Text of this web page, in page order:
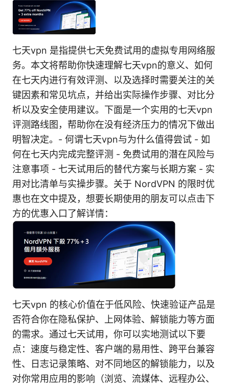
七天vpn 是指提供七天免费试用的虚拟专用网络服
务。本文将帮助你快速理解七天vpn的意义、如何
在七天内进行有效评测、以及选择时需要关注的关
键因素和常见坑点，并给出实际操作步骤、对比分
析以及安全使用建议。下面是一个实用的七天vpn
评测路线图，帮助你在没有经济压力的情况下做出
明智决定。- 何谓七天vpn与为什么值得尝试 - 如
何在七天内完成完整评测 - 免费试用的潜在风险与
注意事项 - 七天试用后的替代方案与长期方案 - 实
用对比清单与实操步骤。关于 NordVPN 的限时优
惠也在文中提及，想要长期使用的朋友可以点击下
方的优惠入口了解详情：
七天vpn 的核心价值在于低风险、快速验证产品是
否符合你在隐私保护、上网体验、解锁能力等方面
的需求。通过七天试用，你可以实地测试以下要
点：速度与稳定性、客户端的易用性、跨平台兼容
性、日志记录策略、对不同地区的解锁能力，以及
对你常用应用的影响（浏览、流媒体、远程办公、